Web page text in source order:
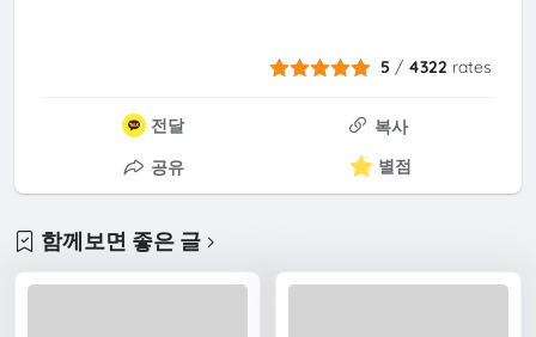
5 / 4322 rates
전달
복사
공유
별점
함께보면 좋은 글